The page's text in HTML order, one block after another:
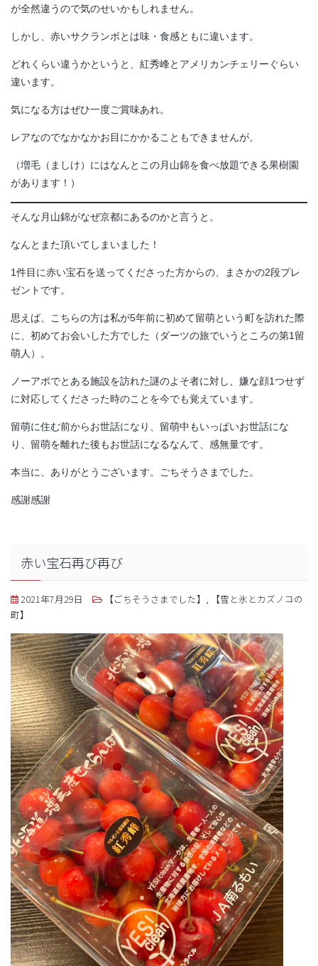
が全然違うので気のせいかもしれません。
しかし、赤いサクランボとは味・食感ともに違います。
どれくらい違うかというと、紅秀峰とアメリカンチェリーぐらい
違います。
気になる方はぜひ一度ご賞味あれ。
レアなのでなかなかお目にかかることもできませんが。
（増毛（ましけ）にはなんとこの月山錦を食べ放題できる果樹園
があります！）
そんな月山錦がなぜ京都にあるのかと言うと。
なんとまた頂いてしまいました！
1件目に赤い宝石を送ってくださった方からの、まさかの2段プレ
ゼントです。
思えば、こちらの方は私が5年前に初めて留萌という町を訪れた際
に、初めてお会いした方でした（ダーツの旅でいうところの第1留
萌人）。
ノーアポでとある施設を訪れた謎のよそ者に対し、嫌な顔1つせず
に対応してくださった時のことを今でも覚えています。
留萌に住む前からお世話になり、留萌中もいっぱいお世話にな
り、留萌を離れた後もお世話になるなんて、感無量です。
本当に、ありがとうございます。ごちそうさまでした。
感謝感謝
赤い宝石再び再び
2021年7月29日 【ごちそうさまでした】 ,
【雪と氷とカズノコの
町】